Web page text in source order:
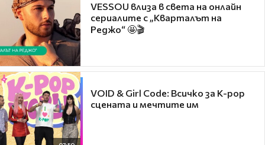
VESSOU влиза в света на онлайн
сериалите с „Кварталът на
Реджо“ 🤩🎬
VOID & Girl Code: Всичко за K-pop
сцената и мечтите им